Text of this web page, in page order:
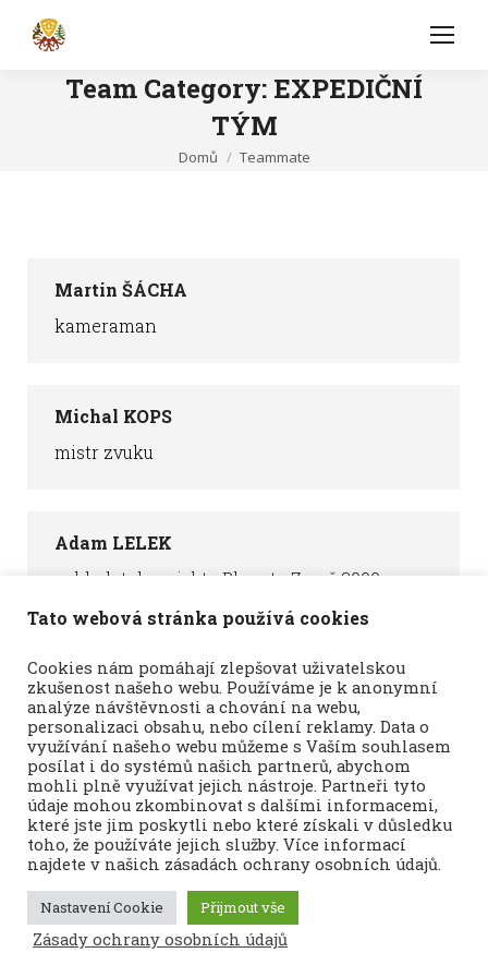
Team Category: EXPEDIČNÍ
TÝM
You are here:
Domů Teammate
Martin ŠÁCHA
kameraman
Michal KOPS
mistr zvuku
Adam LELEK
zakladatel projektu Planeta Země 3000,
fotograf, cestovatel
Planeta Země 3000
Tato webová stránka používá cookies
Cookies nám pomáhají zlepšovat uživatelskou
zkušenost našeho webu. Používáme je k anonymní
analýze návštěvnosti a chování na webu,
personalizaci obsahu, nebo cílení reklamy. Data o
využívání našeho webu můžeme s Vaším souhlasem
posílat i do systémů našich partnerů, abychom
mohli plně využívat jejich nástroje. Partneři tyto
údaje mohou zkombinovat s dalšími informacemi,
které jste jim poskytli nebo které získali v důsledku
toho, že používáte jejich služby. Více informací
najdete v našich zásadách ochrany osobních údajů.
Nastavení Cookie Přijmout vše
Zásady ochrany osobních údajů